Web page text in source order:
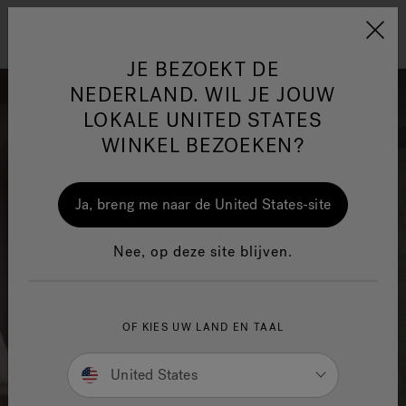
Jacuzzi&reg; EMEA
Jacuzzi® Sensational
Wellness™
One Page
JE BEZOEKT DE
NEDERLAND. WIL JE JOUW
LOKALE UNITED STATES
WINKEL BEZOEKEN?
Ja, breng me naar de United States-site
Nee, op deze site blijven.
OF KIES UW LAND EN TAAL
United States